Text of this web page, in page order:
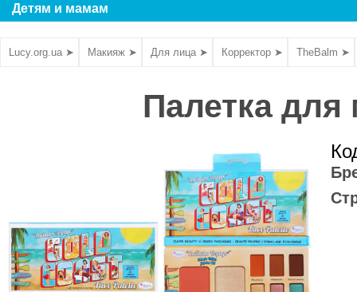
Детям и мамам
Lucy.org.ua ➤ Макияж ➤ Для лица ➤ Корректор ➤ TheBalm ➤
Палетка